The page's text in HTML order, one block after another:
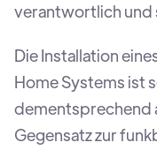
verantwortlich und
Die Installation
Home Systems ist
dementsprechend
Gegensatz zur